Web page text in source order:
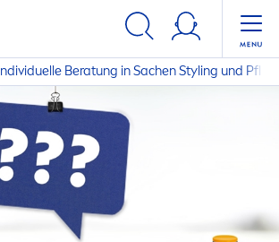
Individuelle Beratung in Sachen Styling und